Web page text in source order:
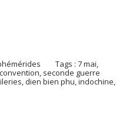
Tags :7 mai,
convention, seconde guerre
, dien bien phu,indochine,